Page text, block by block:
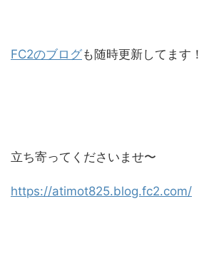
FC2のブログも随時更新してます！
立ち寄ってくださいませ〜
https://atimot825.blog.fc2.com/